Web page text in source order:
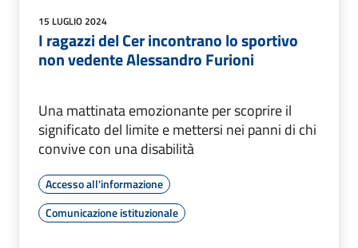
15 LUGLIO 2024
I ragazzi del Cer incontrano lo sportivo
non vedente Alessandro Furioni
Una mattinata emozionante per scoprire il
significato del limite e mettersi nei panni di chi
convive con una disabilità
Accesso all'informazione
Comunicazione istituzionale